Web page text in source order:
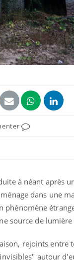
à néant après
dans une
phénomène
source de
rejoints entre
autour